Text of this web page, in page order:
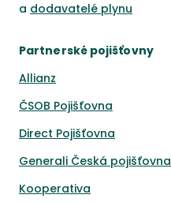
a dodavatelé plynu
Partnerské pojišťovny
Allianz
ČSOB Pojišťovna
Direct Pojišťovna
Generali Česká pojišťovna
Kooperativa